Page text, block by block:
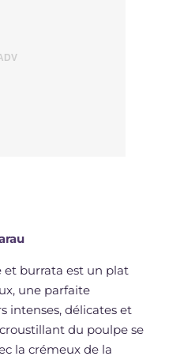
et burrata est un plat
une parfaite
intenses, délicates et
du poulpe se
la crémeux de la